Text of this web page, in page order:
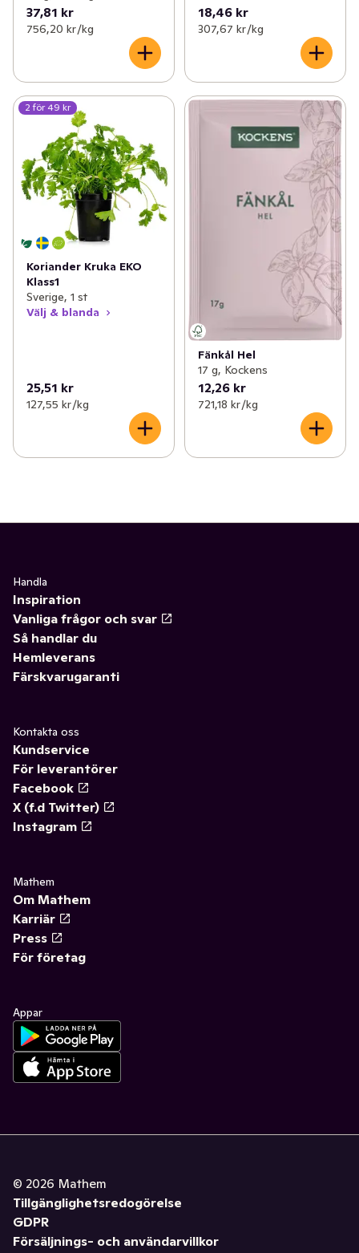
37,81 kr
756,20 kr /kg
18,46 kr
307,67 kr /kg
2 för 49 kr
Koriander Kruka EKO
Klass1
Sverige, 1 st
Välj & blanda
25,51 kr
127,55 kr /kg
Fänkål Hel
17 g, Kockens
12,26 kr
721,18 kr /kg
Handla
Inspiration
Vanliga frågor och svar
Så handlar du
Hemleverans
Färskvarugaranti
Kontakta oss
Kundservice
För leverantörer
Facebook
X (f.d Twitter)
Instagram
Mathem
Om Mathem
Karriär
Press
För företag
Appar
© 2026 Mathem
Tillgänglighetsredogörelse
GDPR
Försäljnings- och användarvillkor